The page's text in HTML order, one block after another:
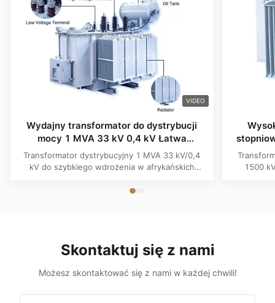
VIDEO
Wydajny transformator do dystrybucji
mocy 1 MVA 33 kV 0,4 kV Łatwa
instalacja umożliwiająca szybkie
wdrożenie w Afryce Projekty EPC i
Transformator dystrybucyjny 1 MVA 33 kV/0,4
kV do szybkiego wdrożenia w afrykańskich
łatwą instalacją, normami IEC, trwałością na
1500
Skontaktuj się z nami
Możesz skontaktować się z nami w każdej chwili!